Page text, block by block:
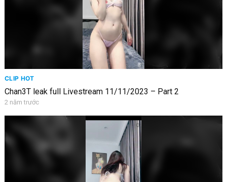
CLIP HOT
Chan3T leak full Livestream 11/11/2023 – Part 2
2 năm trước